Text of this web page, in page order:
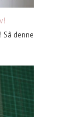
denne